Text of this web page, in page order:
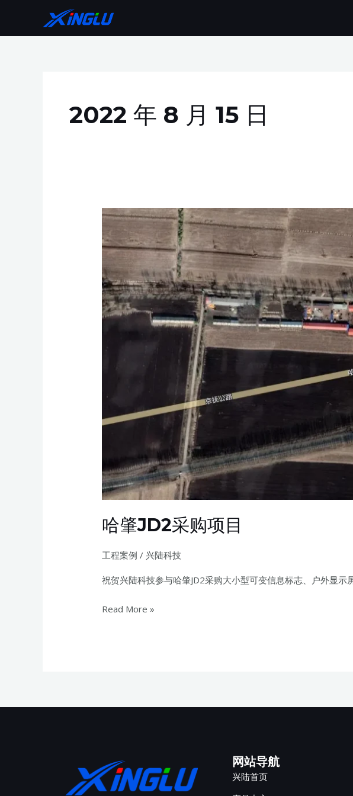
内
2022 年 8 月 15 日
哈肇JD2采购项目
工程案例 / 兴陆科技
祝贺兴陆科技参与哈肇JD2采购大小型可变信息标志、户外显
哈
肇
JD2
购
项
目
Read More »
网站导航
兴陆首页